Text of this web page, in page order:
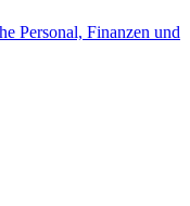
Personal, Finanzen und